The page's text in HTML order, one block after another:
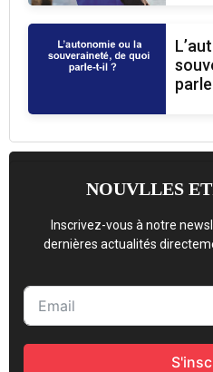
NOUVLLES
Inscrivez-vous à notre
dernières actualités